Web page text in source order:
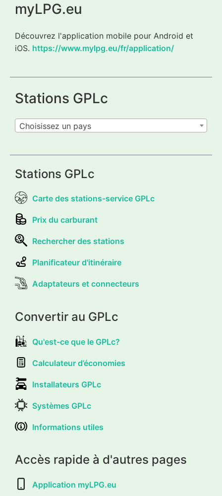
myLPG.eu
Découvrez l'application mobile pour Android et
iOS. https://www.mylpg.eu/fr/application/
Stations GPLc
Choisissez un pays
Stations GPLc
Carte des stations-service GPLc
Prix du carburant
Rechercher des stations
Planificateur d'itinéraire
Adaptateurs et connecteurs
Convertir au GPLc
Qu'est-ce que le GPLc?
Calculateur d’économies
Installateurs GPLc
Systèmes GPLc
Informations utiles
Accès rapide à d'autres pages
Application myLPG.eu